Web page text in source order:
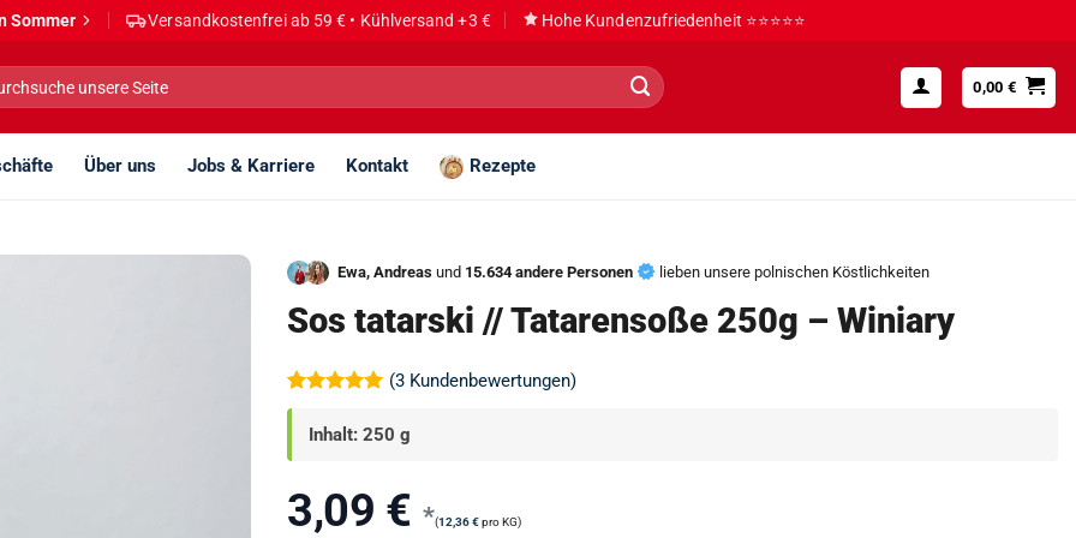
Sommer Versandkostenfrei ab 59 € • Kühlversand +3 € Hohe Kundenzufriedenheit ⭐⭐⭐⭐⭐
0,00€
Über uns Jobs & Karriere Kontakt Rezepte
Ewa, Andreas und 15.634 andere Personen lieben unsere polnischen Köstlichkeiten
Sos tatarski // Tatarensoße 250g – Winiary
Bewertet
mit5von
5, basierend
auf
3
(3Kundenbewertungen)
Inhalt: 250 g
3,09 € *(12,36€pro KG)